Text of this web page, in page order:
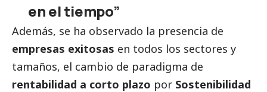
en el tiempo”
Además, se ha observado la presencia de
empresas exitosas en todos los sectores y
tamaños, el cambio de paradigma de
rentabilidad a corto plazo por Sostenibilidad